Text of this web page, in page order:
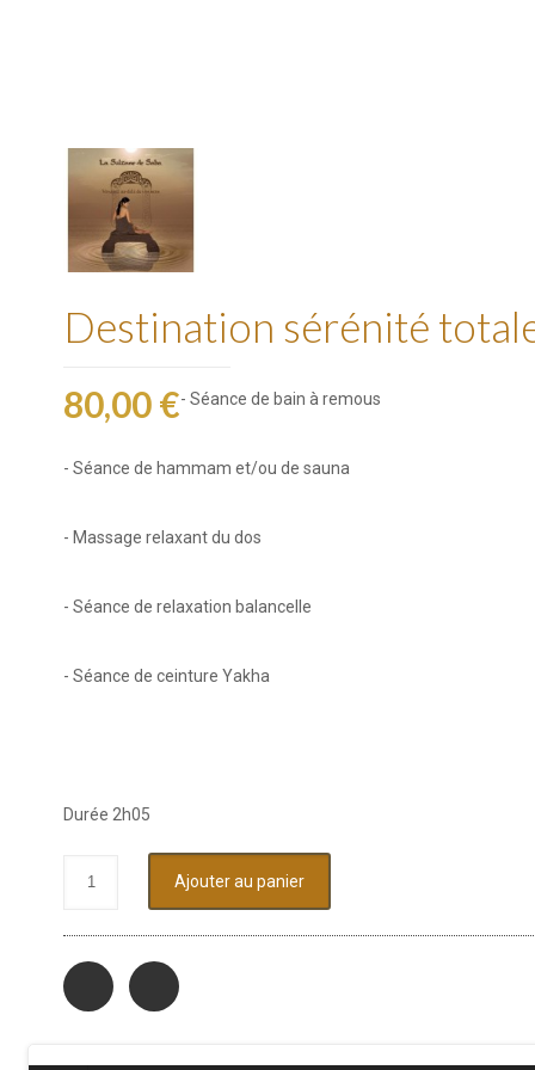
Destination sérénité
80,00 €- Séance de bain à remous
- Séance de hammam et/ou de sauna
- Massage relaxant du dos
- Séance de relaxation balancelle
- Séance de ceinture Yakha
Durée 2h05
Ajouter au panier